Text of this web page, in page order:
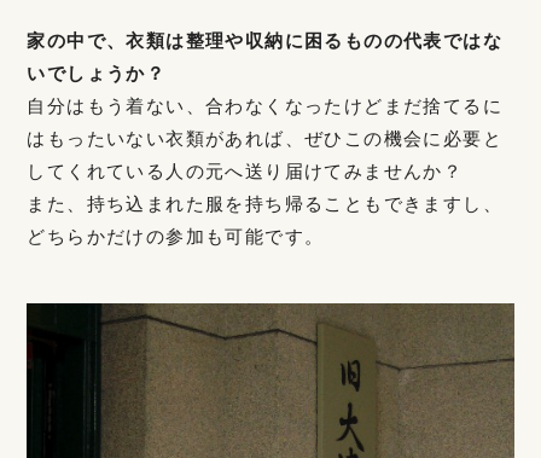
家の中で、衣類は整理や収納に困るものの代表ではな
いでしょうか？
自分はもう着ない、合わなくなったけどまだ捨てるに
はもったいない衣類があれば、ぜひこの機会に必要と
してくれている人の元へ送り届けてみませんか？
また、持ち込まれた服を持ち帰ることもできますし、
どちらかだけの参加も可能です。